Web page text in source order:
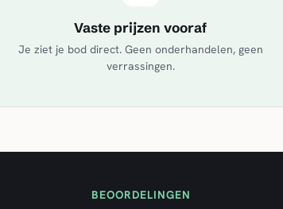
Vaste prijzen vooraf
Je ziet je bod direct. Geen onderhandelen, geen
verrassingen.
BEOORDELINGEN